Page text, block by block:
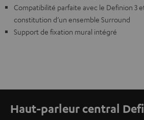
Compatibilité parfaite avec le Definion 3
constitution d’un ensemble Surround
Support de fixation mural intégré
Haut-parleur central